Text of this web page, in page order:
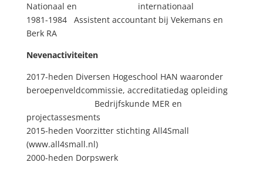
Nationaal en internationaal
1981-1984 Assistent accountant bij Vekemans en
Berk RA
Nevenactiviteiten
2017-heden Diversen Hogeschool HAN waaronder
beroepenveldcommissie, accreditatiedag opleiding
Bedrijfskunde MER en
projectassesments
2015-heden Voorzitter stichting All4Small
(www.all4small.nl)
2000-heden Dorpswerk